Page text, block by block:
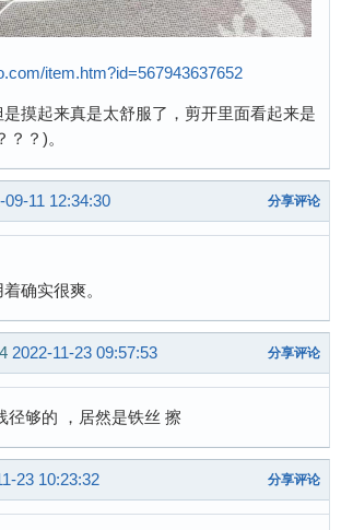
item.htm?id=567943637652
摸起来真是太舒服了，剪开里面看起来是
？？)。
09-11 12:34:30 分享评论
确实很爽。
2022-11-23 09:57:53 分享评论
径够的 ，居然是铁丝 擦
23 10:23:32 分享评论